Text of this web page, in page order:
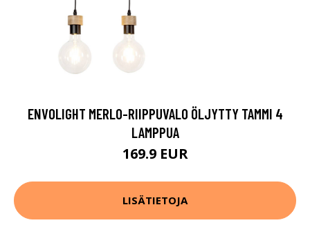
ENVOLIGHT MERLO-RIIPPUVALO ÖLJYTTY TAMMI 4
LAMPPUA
169.9 EUR
LISÄTIETOJA